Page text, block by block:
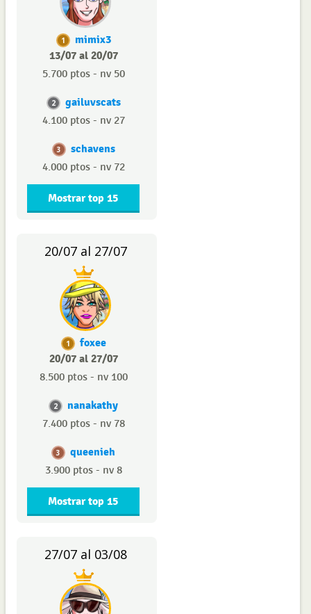
1
mimix3
13/07 al 20/07
5.700 ptos - nv 50
2 gailuvscats
4.100 ptos - nv 27
3 schavens
4.000 ptos - nv 72
Mostrar top 15
20/07 al 27/07
1
foxee
20/07 al 27/07
8.500 ptos - nv 100
2 nanakathy
7.400 ptos - nv 78
3 queenieh
3.900 ptos - nv 8
Mostrar top 15
27/07 al 03/08